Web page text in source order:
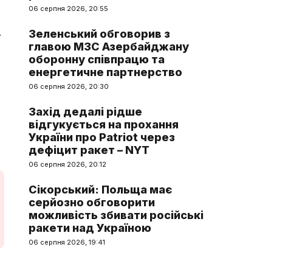
06 серпня 2026, 20:55
Зеленський обговорив з
главою МЗС Азербайджану
оборонну співпрацю та
енергетичне партнерство
06 серпня 2026, 20:30
Захід дедалі рідше
відгукується на прохання
України про Patriot через
дефіцит ракет – NYT
06 серпня 2026, 20:12
Сікорський: Польща має
серйозно обговорити
можливість збивати російські
ракети над Україною
06 серпня 2026, 19:41